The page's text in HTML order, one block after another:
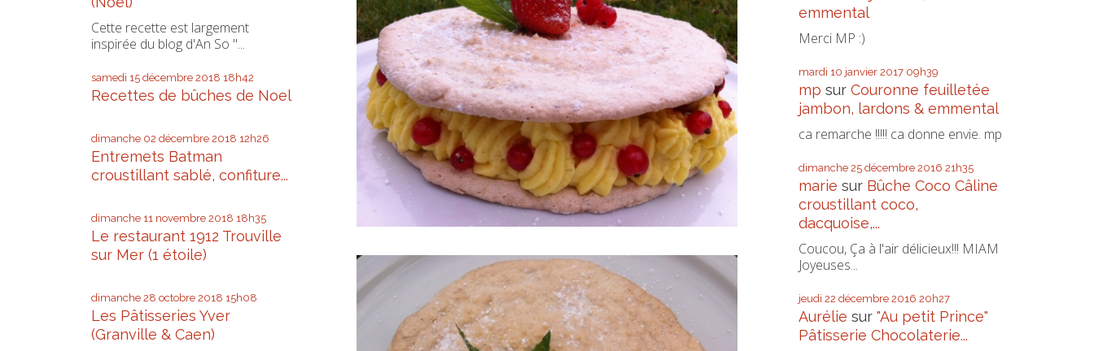
Cette recette est largement
inspirée du blog d'An So "...
samedi 15 décembre 2018 18h42
Recettes de bûches de Noel
dimanche 02 décembre 2018 12h26
Entremets Batman
croustillant sablé, confiture...
dimanche 11 novembre 2018 18h35
Le restaurant 1912 Trouville
sur Mer (1 étoile)
dimanche 28 octobre 2018 15h08
Les Pâtisseries Yver
(Granville & Caen)
emmental
Merci MP :)
mardi 10 janvier 2017 09h39
mp sur Couronne feuilletée
jambon, lardons & emmental
ca remarche !!!!! ca donne envie. mp
dimanche 25 décembre 2016 21h35
marie sur Bûche Coco Câline
croustillant coco,
dacquoise,...
Coucou, Ça à l'air délicieux!!! MIAM
Joyeuses...
jeudi 22 décembre 2016 20h27
Aurélie sur "Au petit Prince"
Pâtisserie Chocolaterie...